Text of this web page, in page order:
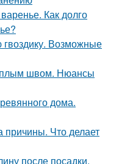
Как долго
гвоздику. Возможные
швом. Нюансы
дома.
причины. Что делает
после посадки.